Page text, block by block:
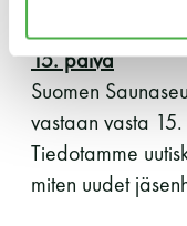
15. päivä
Suomen
vastaan vasta
Tiedotamme
miten uudet